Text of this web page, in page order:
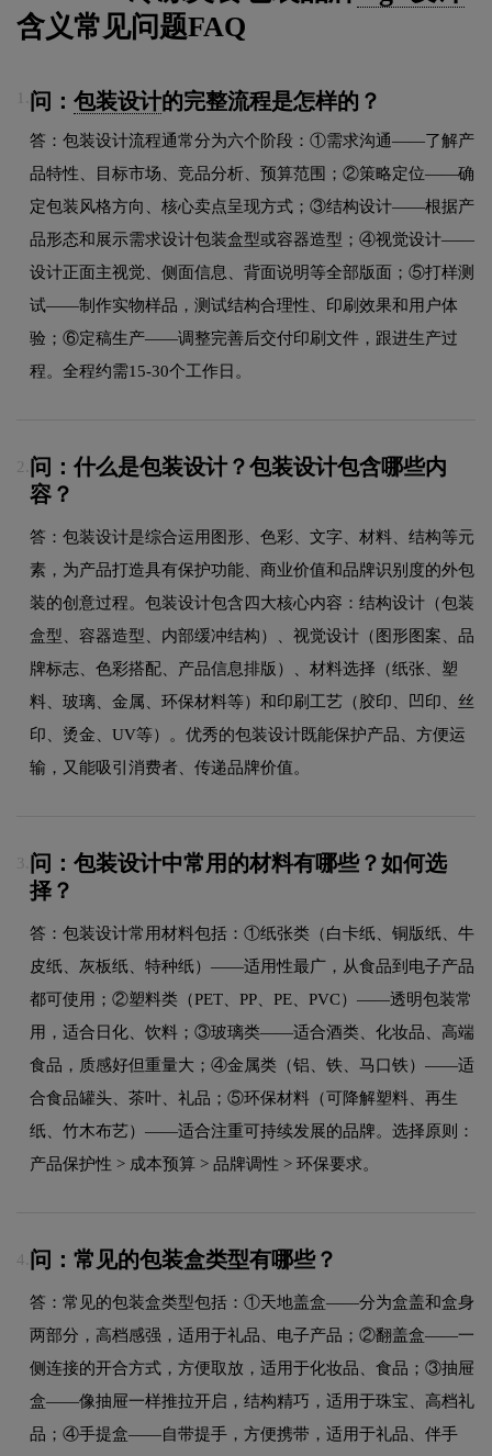
含义常见问题FAQ
问： 包装设计的完整流程是怎样的？
答：包装设计流程通常分为六个阶段：①需求沟通——了解产
品特性、目标市场、竞品分析、预算范围；②策略定位——确
定包装风格方向、核心卖点呈现方式；③结构设计——根据产
品形态和展示需求设计包装盒型或容器造型；④视觉设计——
设计正面主视觉、侧面信息、背面说明等全部版面；⑤打样测
试——制作实物样品，测试结构合理性、印刷效果和用户体
验；⑥定稿生产——调整完善后交付印刷文件，跟进生产过
程。全程约需15-30个工作日。
2. 问：什么是包装设计？包装设计包含哪些内
容？
答：包装设计是综合运用图形、色彩、文字、材料、结构等元
素，为产品打造具有保护功能、商业价值和品牌识别度的外包
装的创意过程。包装设计包含四大核心内容：结构设计（包装
盒型、容器造型、内部缓冲结构）、视觉设计（图形图案、品
牌标志、色彩搭配、产品信息排版）、材料选择（纸张、塑
料、玻璃、金属、环保材料等）和印刷工艺（胶印、凹印、丝
印、烫金、UV等）。优秀的包装设计既能保护产品、方便运
输，又能吸引消费者、传递品牌价值。
3. 问：包装设计中常用的材料有哪些？如何选
择？
答：包装设计常用材料包括：①纸张类（白卡纸、铜版纸、牛
皮纸、灰板纸、特种纸）——适用性最广，从食品到电子产品
都可使用；②塑料类（PET、PP、PE、PVC）——透明包装常
用，适合日化、饮料；③玻璃类——适合酒类、化妆品、高端
食品，质感好但重量大；④金属类（铝、铁、马口铁）——适
合食品罐头、茶叶、礼品；⑤环保材料（可降解塑料、再生
纸、竹木布艺）——适合注重可持续发展的品牌。选择原则：
产品保护性 > 成本预算 > 品牌调性 > 环保要求。
4. 问：常见的包装盒类型有哪些？
答：常见的包装盒类型包括：①天地盖盒——分为盒盖和盒身
两部分，高档感强，适用于礼品、电子产品；②翻盖盒——一
侧连接的开合方式，方便取放，适用于化妆品、食品；③抽屉
盒——像抽屉一样推拉开启，结构精巧，适用于珠宝、高档礼
品；④手提盒——自带提手，方便携带，适用于礼品、伴手